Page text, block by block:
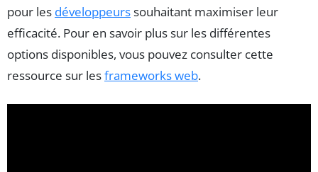
pour les développeurssouhaitant maximiser leur
efficacité. Pour en savoir plus sur les différentes
options disponibles, vous pouvez consulter cette
ressource sur lesframeworks web.